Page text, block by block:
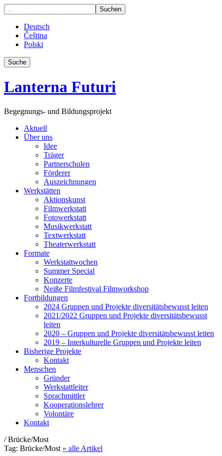
Deutsch
Čeština
Polski
Suche
Lanterna Futuri
Begegnungs- und Bildungsprojekt
Aktuell
Über uns
Idee
Träger
Partnerschulen
Förderer
Auszeichnungen
Werkstätten
Aktionskunst
Filmwerkstatt
Fotowerkstatt
Musikwerkstatt
Textwerkstatt
Theaterwerkstatt
Formate
Werkstattwochen
Summer Special
Konzerte
Neiße Filmfestival Filmworkshop
Fortbildungen
2024 Gruppen und Projekte diversitätsbewusst leiten
2021/2022 Gruppen und Projekte diversitätsbewusst
leiten
2020 – Gruppen und Projekte diversitätsbewusst leiten
2019 – Interkulturelle Gruppen und Projekte leiten
Bisherige Projekte
Kontakt
Menschen
Gründer
Werkstattleiter
Sprachmittler
Kooperationslehrer
Volontäre
Kontakt
/ Brücke/Most
Tag: Brücke/Most » alle Artikel